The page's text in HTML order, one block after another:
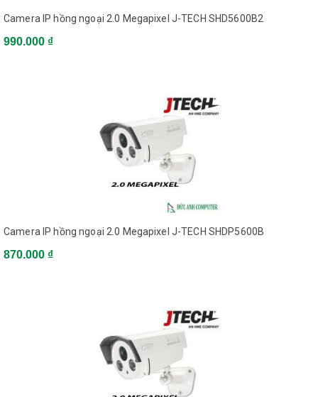
Camera IP hồng ngoại 2.0 Megapixel J-TECH SHD5600B2
990.000 ₫
Camera IP hồng ngoại 2.0 Megapixel J-TECH SHDP5600B
870.000 ₫